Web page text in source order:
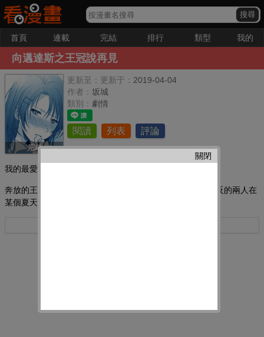
首頁 連載 完結 排行 類型 我的
向邁達斯之王冠說再見
完結
更新至： 更新于： 2019-04-04
作者： 坂城
類別： 劇情
閱讀 列表 評論
我的最愛：
奔放的王子系女生・凜王,與耿直的風紀委員長・梢,截然相反的兩人在
某個夏天發生的故事
關閉